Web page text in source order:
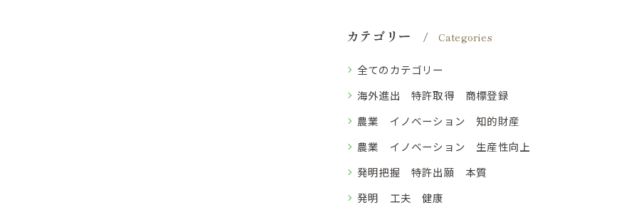
カテゴリー Categories
全てのカテゴリー
海外進出 特許取得 商標登録
農業 イノベーション 知的財産
農業 イノベーション 生産性向上
発明把握 特許出願 本質
発明 工夫 健康